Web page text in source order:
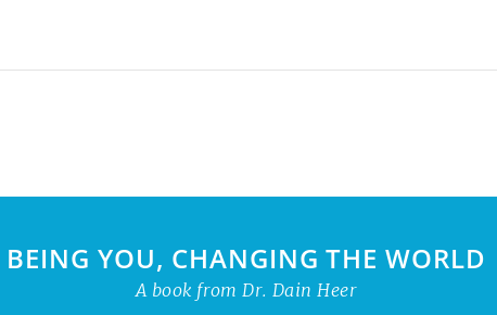
BEING YOU, CHANGING THE WORLD
A book from Dr. Dain Heer